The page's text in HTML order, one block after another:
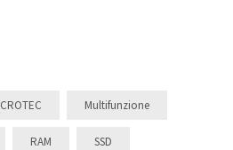
Multifunzione
RAM SSD